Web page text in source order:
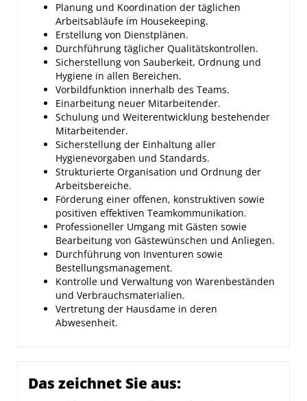
Planung und Koordination der täglichen
Arbeitsabläufe im Housekeeping.
Erstellung von Dienstplänen.
Durchführung täglicher Qualitätskontrollen.
Sicherstellung von Sauberkeit, Ordnung und
Hygiene in allen Bereichen.
Vorbildfunktion innerhalb des Teams.
Einarbeitung neuer Mitarbeitender.
Schulung und Weiterentwicklung bestehender
Mitarbeitender.
Sicherstellung der Einhaltung aller
Hygienevorgaben und Standards.
Strukturierte Organisation und Ordnung der
Arbeitsbereiche.
Förderung einer offenen, konstruktiven sowie
positiven effektiven Teamkommunikation.
Professioneller Umgang mit Gästen sowie
Bearbeitung von Gästewünschen und Anliegen.
Durchführung von Inventuren sowie
Bestellungsmanagement.
Kontrolle und Verwaltung von Warenbeständen
und Verbrauchsmaterialien.
Vertretung der Hausdame in deren
Abwesenheit.
Das zeichnet Sie aus: